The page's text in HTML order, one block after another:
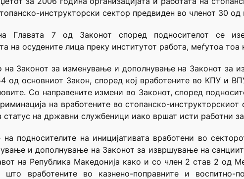
инструкторски сектор предвиден во членот 30 од
Главата 7 од Законот според подносителот се
на осудените лица преку институтот работа, меѓутоа
Законот за изменување и дополнување на Законот за
од основниот Закон, според кој вработените во КПУ и
Со направените измени во Законот, според
на вработените во стопанско-
статус на државни службеници иако вршат исти работни
на подносителите на иницијативата вработени во
и дополнување на Законот за извршување на
на Република Македонија како и со член 2 став 2 од
вработените во казнено-поправните и воспитно-